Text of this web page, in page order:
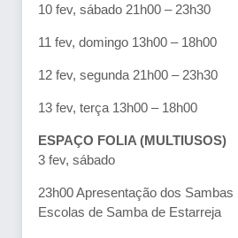
10 fev, sábado 21h00 – 23h30
11 fev, domingo 13h00 – 18h00
12 fev, segunda 21h00 – 23h30
13 fev, terça 13h00 – 18h00
ESPAÇO FOLIA (MULTIUSOS)
3 fev, sábado
23h00 Apresentação dos Sambas
Escolas de Samba de Estarreja